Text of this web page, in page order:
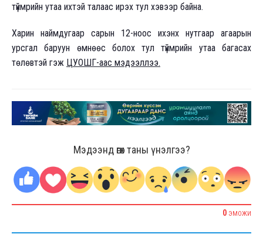
түймрийн утаа ихтэй талаас ирэх тул хэвээр байна.
Харин наймдугаар сарын 12-ноос ихэнх нутгаар агаарын
урсгал баруун өмнөөс болох тул түймрийн утаа багасах
төлөвтэй гэж ЦУОШГ-аас мэдээллээ.
Мэдээнд өгөх таны үнэлгээ?
0 ЭМОЖИ